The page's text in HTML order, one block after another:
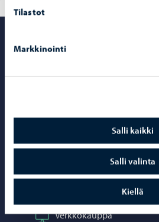
Tilastot
Markkinointi
Salli kaikki
Salli valinta
Kiellä
Yhteystietohakemisto
Sähköinen asiointi ePorvoo
Verkkokauppa